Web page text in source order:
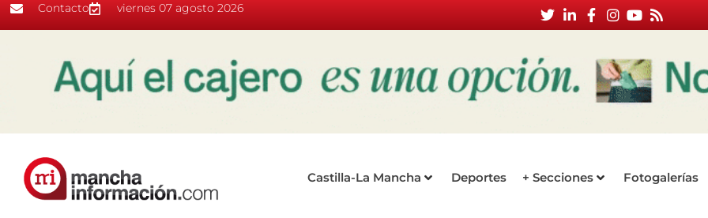
Contacto viernes 07 agosto 2026
Castilla-La Mancha Deportes + Secciones Fotogalerías